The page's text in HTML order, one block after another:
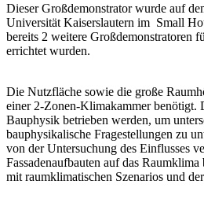
Dieser Großdemonstrator wurde auf
Universität Kaiserslautern im Small
bereits 2 weitere Großdemonstratoren
errichtet wurden.
Die Nutzfläche sowie die große
einer 2-Zonen-Klimakammer benötigt.
Bauphysik betrieben werden, um
bauphysikalische Fragestellungen zu
von der Untersuchung des Einflusses
Fassadenaufbauten auf das
mit raumklimatischen Szenarios und